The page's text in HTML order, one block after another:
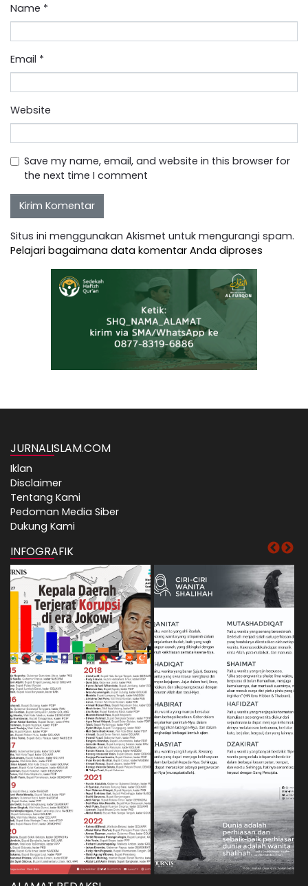
Name *
Email *
Website
Save my name, email, and website in this browser for
the next time I comment
Situs ini menggunakan Akismet untuk mengurangi spam.
Pelajari bagaimana data komentar Anda diproses
JURNALISLAM.COM
Iklan
Disclaimer
Tentang Kami
Pedoman Media Siber
Dukung Kami
INFOGRAFIK